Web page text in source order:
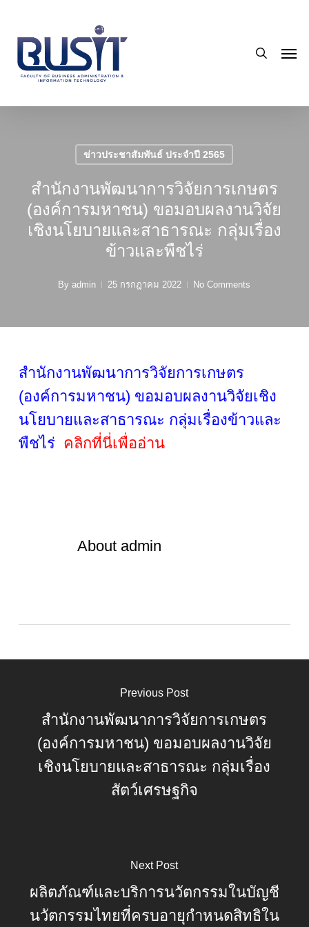
main
content
ข่าวประชาสัมพันธ์ ประจำปี 2565
สำนักงานพัฒนาการวิจัยการเกษตร
(องค์การมหาชน) ขอมอบผลงานวิจัย
เชิงนโยบายและสาธารณะ กลุ่มเรื่อง
ข้าวและพืชไร่
By admin 25 กรกฎาคม 2022 No Comments
สำนักงานพัฒนาการวิจัยการเกษตร
(องค์การมหาชน) ขอมอบผลงานวิจัยเชิง
นโยบายและสาธารณะ กลุ่มเรื่องข้าวและ
พืชไร่ คลิกที่นี่เพื่ออ่าน
Aboutadmin
Previous Post
สำนักงานพัฒนาการวิจัยการเกษตร
(องค์การมหาชน) ขอมอบผลงานวิจัย
เชิงนโยบายและสาธารณะ กลุ่มเรื่อง
สัตว์เศรษฐกิจ
Next Post
ผลิตภัณฑ์และบริการนวัตกรรมในบัญชี
นวัตกรรมไทยที่ครบอายุกำหนดสิทธิใน